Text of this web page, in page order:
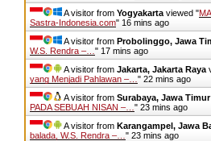
A visitor from Yogyakarta viewed "
Sastra-Indonesia.com" 16 mins ago
A visitor from Probolinggo, Jawa
W.S. Rendra –… " 17 mins ago
A visitor from Jakarta, Jakarta Raya
yang Menjadi Pahlawan –… " 22 mins ago
A visitor from Surabaya, Jawa Timur
PADA SEBUAH NISAN –… " 23 mins ago
A visitor from Karangampel, Jawa
balada, W.S. Rendra –… " 23 mins ago